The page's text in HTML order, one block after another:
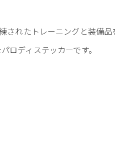
れたトレーニングと装備品
ロディステッカーです。